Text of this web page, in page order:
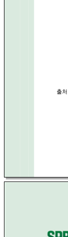
출처 |